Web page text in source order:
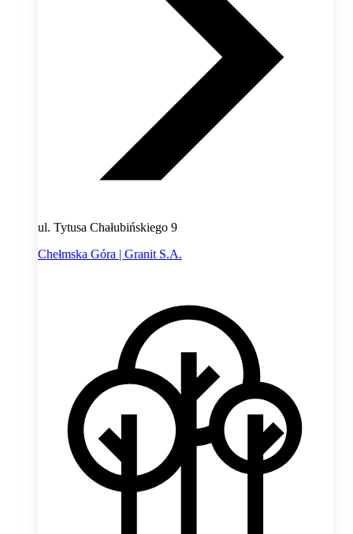
ul. Tytusa Chałubińskiego 9
Chełmska Góra | Granit S.A.